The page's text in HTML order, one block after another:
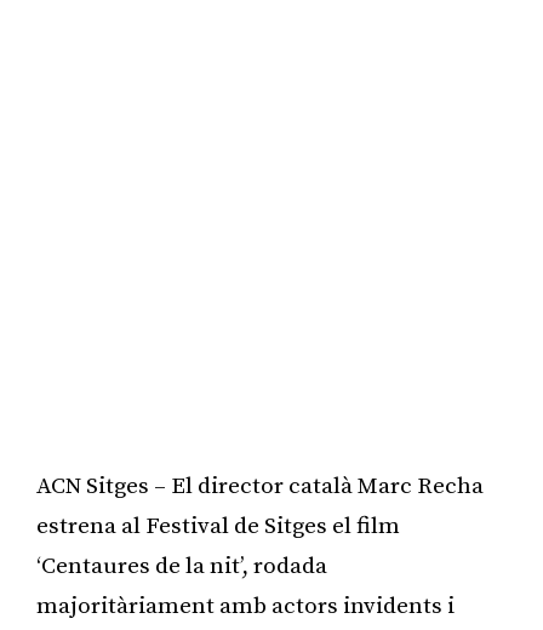
ACN Sitges – El director català Marc Recha
estrena al Festival de Sitges el film
‘Centaures de la nit’, rodada
majoritàriament amb actors invidents i